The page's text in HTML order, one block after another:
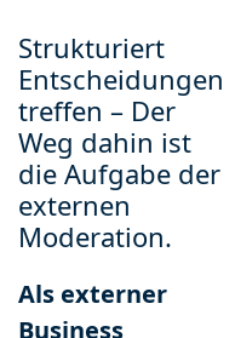
Strukturiert
Entscheidungen
treffen – Der
Weg dahin ist
die Aufgabe der
externen
Moderation.
Als externer
Business